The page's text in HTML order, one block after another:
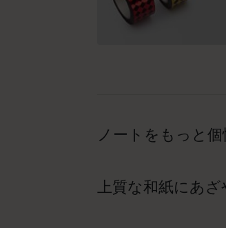
ノートをもっと個
上質な和紙にあ